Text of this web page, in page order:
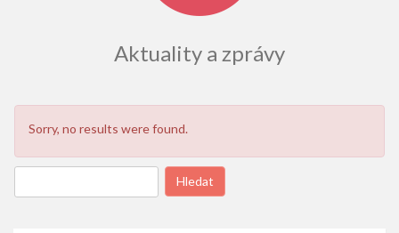
Aktuality a zprávy
Sorry, no results were found.
Vyhledávání